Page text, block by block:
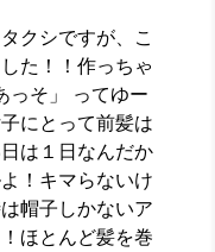
クシですが、こ
た！！作っちゃ
っそ」 ってゆー
にとって前髪は
は１日なんだか
！キマらないけ
帽子しかないア
ほとんど髪を巻